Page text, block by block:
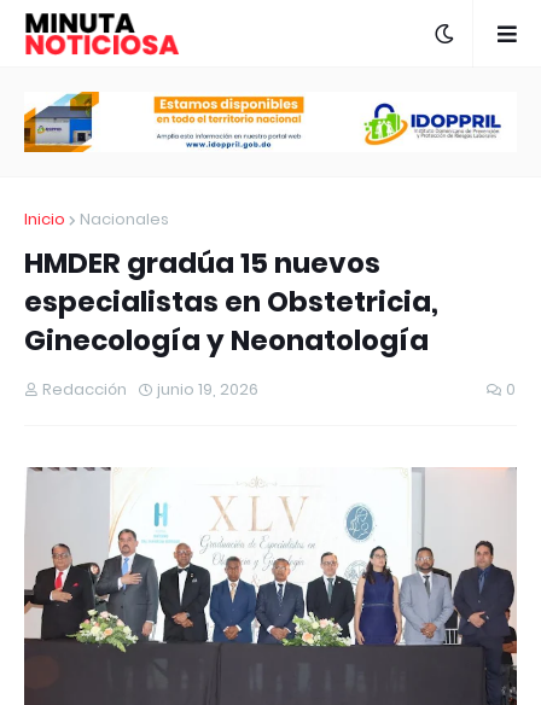
Inicio Nacionales
HMDER gradúa 15 nuevos
especialistas en Obstetricia,
Ginecología y Neonatología
Redacción junio 19, 2026 0